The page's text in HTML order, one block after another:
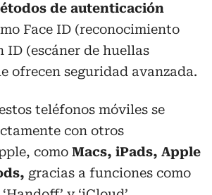
de autenticación
Face ID (reconocimiento
ID (escáner de huellas
ofrecen seguridad avanzada.
teléfonos móviles se
con otros
como Macs, iPads, Apple
gracias a funciones como